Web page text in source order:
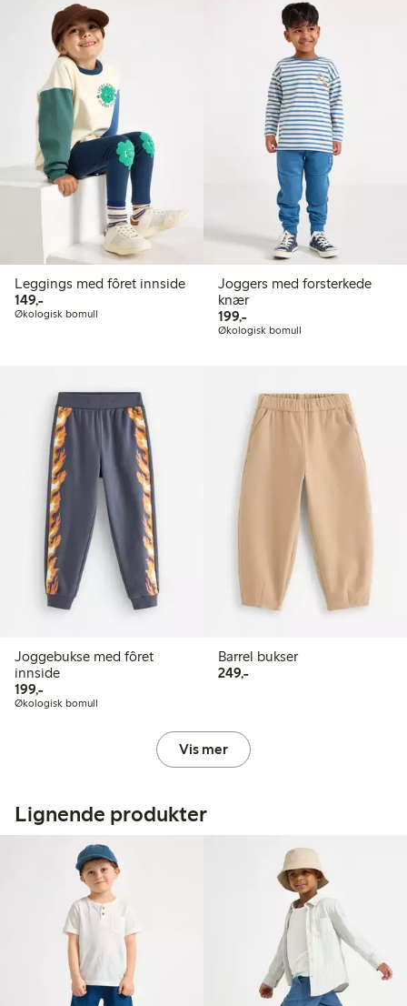
Leggings med fôret innside
149,-149,00 kr
Økologisk bomull
Joggers med forsterkede
knær
199,-199,00 kr
Økologisk bomull
Joggebukse med fôret
innside
199,-199,00 kr
Økologisk bomull
Barrel bukser
249,-249,00 kr
Vis mer
Lignende produkter